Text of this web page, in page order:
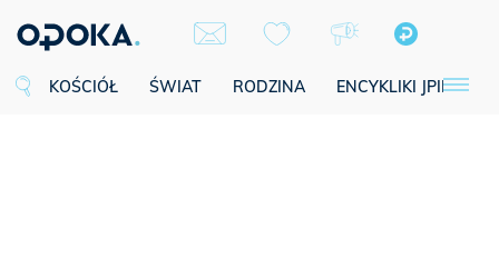
KOŚCIÓŁ ŚWIAT RODZINA ENCYKLIKI JPII